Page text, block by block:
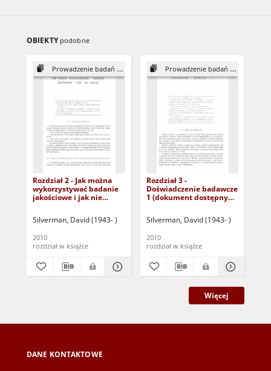
OBIEKTY podobne
Prowadzenie badań jakościowych
Rozdział 2 - Jak można
wykorzystywać badanie
jakościowe i jak nie
tylko dla osób z
Silverman, David (1943- )
2010
rozdział w książce
Prowadzenie badań jakościowych
Rozdział 3 -
Doświadczenie badawcze
1 (dokument dostępny
wzroku)
Silverman, David (1943- )
2010
rozdział w książce
Więcej
DANE KONTAKTOWE